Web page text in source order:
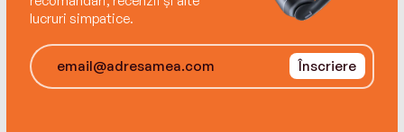
lucruri simpatice.
Înscriere